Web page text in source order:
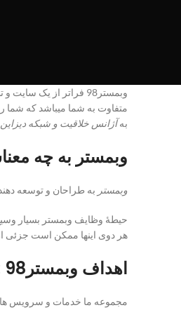
وبمستر98 فراتر از
بهآژانس خلاقیت و شبکه
وبمستر به چه
وبمستر به طراحان و توسعه
حیطهٔ وظایف وبمستر بسیار
هر دوی اینها ممکن است جزئی
اهداف وبمستر98 :
مجموعه ما خدمات و سرویس